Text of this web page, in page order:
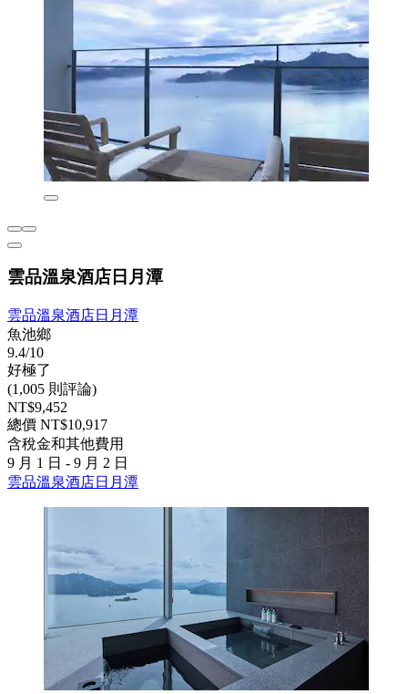
雲品溫泉酒店日月潭
雲品溫泉酒店日月潭
魚池鄉
9.4/10
好極了
(1,005 則評論)
NT$9,452
總價 NT$10,917
含稅金和其他費用
9 月 1 日 - 9 月 2 日
雲品溫泉酒店日月潭